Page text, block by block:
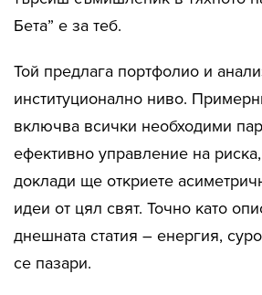
Бета” е за теб.
Той предлага портфолио и
институционално ниво.
включва всички необходими
ефективно управление на
доклади ще откриете
идеи от цял свят. Точно като
днешната статия – енергия,
се пазари.